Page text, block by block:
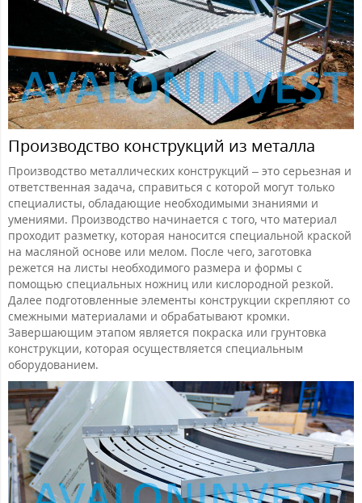
Производство конструкций из металла
Производство металлических конструкций – это серьезная и
ответственная задача, справиться с которой могут только
специалисты, обладающие необходимыми знаниями и
умениями. Производство начинается с того, что материал
проходит разметку, которая наносится специальной краской
на масляной основе или мелом. После чего, заготовка
режется на листы необходимого размера и формы с
помощью специальных ножниц или кислородной резкой.
Далее подготовленные элементы конструкции скрепляют со
смежными материалами и обрабатывают кромки.
Завершающим этапом является покраска или грунтовка
конструкции, которая осуществляется специальным
оборудованием.